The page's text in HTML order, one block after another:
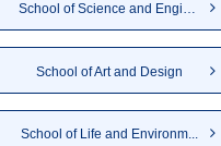
School of Science and Engin...
School of Art and Design
School of Life and Environm...